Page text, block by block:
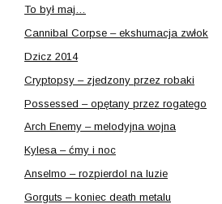
To był maj…
Cannibal Corpse – ekshumacja zwłok
Dzicz 2014
Cryptopsy – zjedzony przez robaki
Possessed – opętany przez rogatego
Arch Enemy – melodyjna wojna
Kylesa – ćmy i noc
Anselmo – rozpierdol na luzie
Gorguts – koniec death metalu